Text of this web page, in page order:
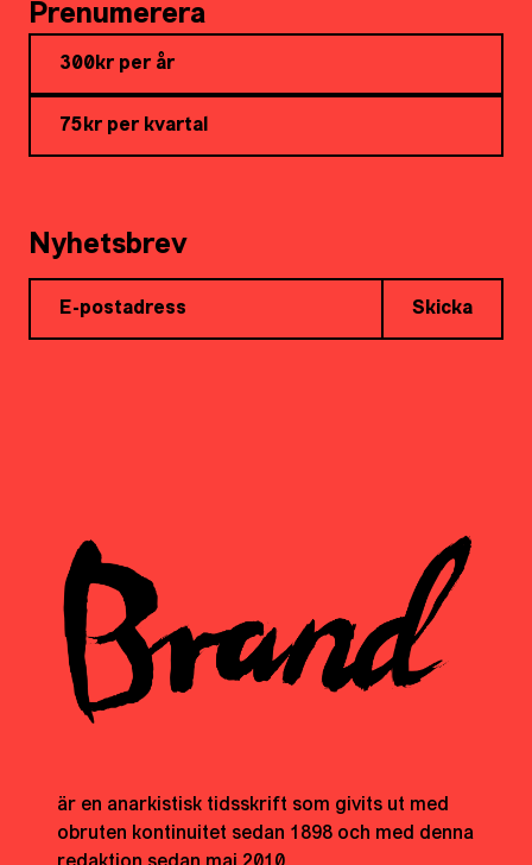
Prenumerera
300kr per år
75kr per kvartal
Nyhetsbrev
Skicka
är en anarkistisk tidsskrift som givits ut med
obruten kontinuitet sedan 1898 och med denna